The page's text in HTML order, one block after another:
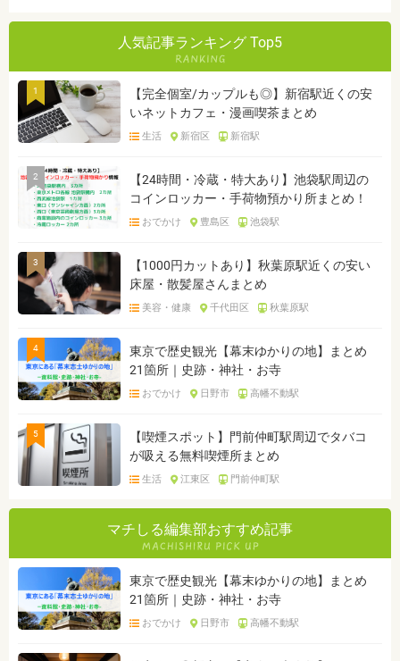
人気記事ランキング Top5
1
【完全個室/カップルも◎】新宿駅近くの安
いネットカフェ・漫画喫茶まとめ
生活 新宿区 新宿駅
2
【24時間・冷蔵・特大あり】池袋駅周辺の
コインロッカー・手荷物預かり所まとめ！
おでかけ 豊島区 池袋駅
3
【1000円カットあり】秋葉原駅近くの安い
床屋・散髪屋さんまとめ
美容・健康 千代田区 秋葉原駅
4
東京で歴史観光【幕末ゆかりの地】まとめ
21箇所｜史跡・神社・お寺
おでかけ 日野市 高幡不動駅
5
【喫煙スポット】門前仲町駅周辺でタバコ
が吸える無料喫煙所まとめ
生活 江東区 門前仲町駅
マチしる編集部おすすめ記事
東京で歴史観光【幕末ゆかりの地】まとめ
21箇所｜史跡・神社・お寺
おでかけ 日野市 高幡不動駅